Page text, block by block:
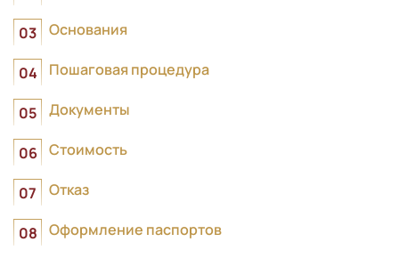
Основания
Пошаговая процедура
Документы
Стоимость
Отказ
Оформление паспортов